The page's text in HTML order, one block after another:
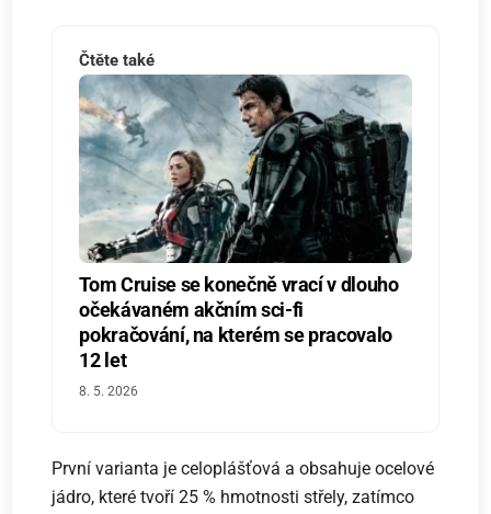
Čtěte také
Tom Cruise se konečně vrací v dlouho
očekávaném akčním sci-fi
pokračování, na kterém se pracovalo
12 let
8. 5. 2026
První varianta je celoplášťová a obsahuje ocelové
jádro, které tvoří 25 % hmotnosti střely, zatímco